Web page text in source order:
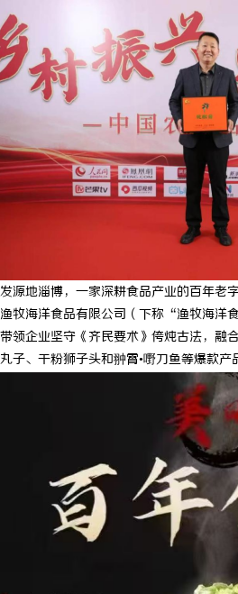
地淄博，一家深耕食品产业的百年老
牧海洋食品有限公司（下称“渔牧海
领企业坚守《齐民要术》侉炖古法，
子、干粉狮子头和翀霄•嘢刀鱼等爆款
净 AC 国际医疗实验室，标准化研发体系